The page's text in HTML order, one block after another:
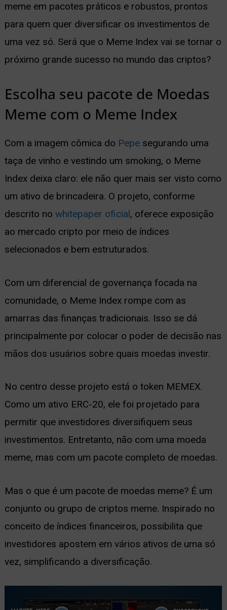
meme em pacotes práticos e robustos, prontos
para quem quer diversificar os investimentos de
uma vez só. Será que o Meme Index vai se tornar o
próximo grande sucesso no mundo das criptos?
Escolha seu pacote de Moedas
Meme com o Meme Index
Com a imagem cômica do Pepesegurando uma
taça de vinho e vestindo um smoking, o Meme
Index deixa claro: ele não quer mais ser visto como
um ativo de brincadeira. O projeto, conforme
descrito no whitepaper oficial, oferece exposição
ao mercado cripto por meio de índices
selecionados e bem estruturados.
Com um diferencial de governança focada na
comunidade, o Meme Index rompe com as
amarras das finanças tradicionais. Isso se dá
principalmente por colocar o poder de decisão nas
mãos dos usuários sobre quais moedas investir.
No centro desse projeto está o token MEMEX.
Como um ativo ERC-20, ele foi projetado para
permitir que investidores diversifiquem seus
investimentos. Entretanto, não com uma moeda
meme, mas com um pacote completo de moedas.
Mas o que é um pacote de moedas meme? É um
conjunto ou grupo de criptos meme. Inspirado no
conceito de índices financeiros, possibilita que
investidores apostem em vários ativos de uma só
vez, simplificando a diversificação.